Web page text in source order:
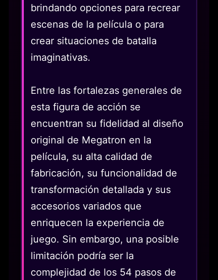
brindando opciones para recrear
escenas de la película o para
crear situaciones de batalla
imaginativas.
Entre las fortalezas generales de
esta figura de acción se
encuentran su fidelidad al diseño
original de Megatron en la
película, su alta calidad de
fabricación, su funcionalidad de
transformación detallada y sus
accesorios variados que
enriquecen la experiencia de
juego. Sin embargo, una posible
limitación podría ser la
complejidad de los 54 pasos de